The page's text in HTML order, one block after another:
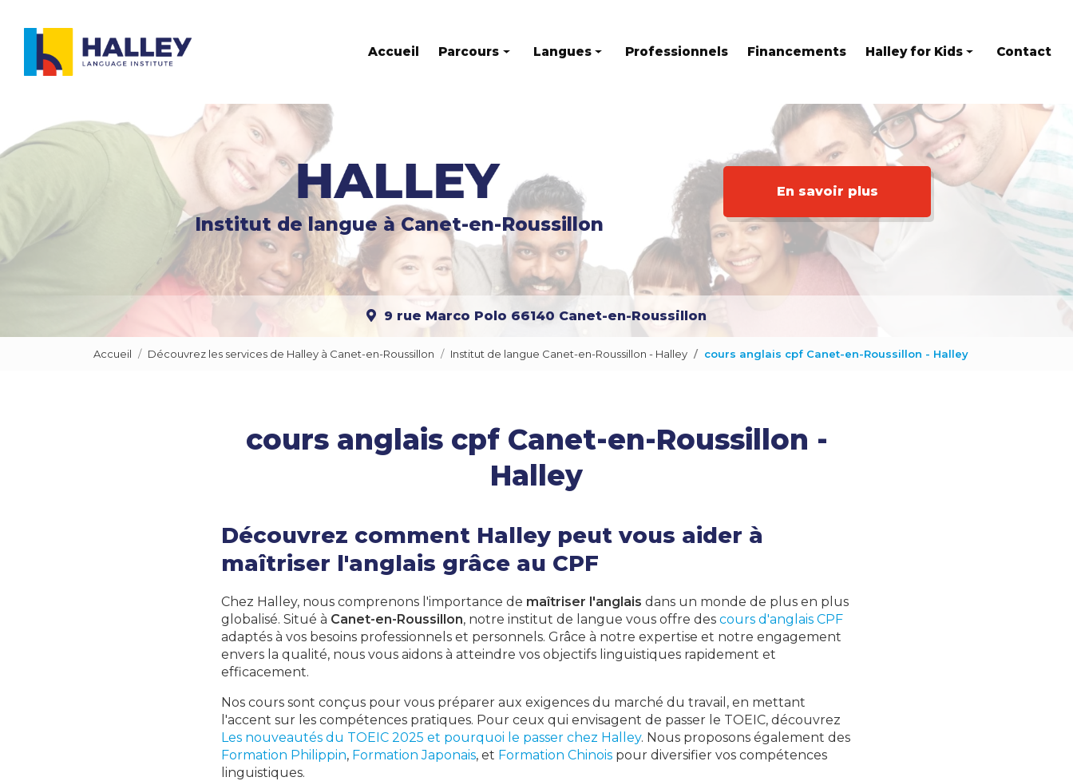
principal
Accueil Parcours
Parcours en groupe
Langues
Espagnol
Allemand
Italien
Russe
Catalan
Portugais
Chinois
Polonais
Roumain
Philippin
Professionnels Financements Halley for Kids
Eveil en anglais
Stages
Kids at home
Contact
Institut de langue à Canet-en-Roussillon
En savoir plus
9 rue Marco Polo 66140 Canet-en-Roussillon
Accueil Découvrez les services de Halley à Canet-en-Roussillon Institut de langue Canet-en-Roussillon - Halley cours anglais cpf Canet-en-Roussillon - Halley
cours anglais cpf Canet-en-Roussillon -
Halley
Découvrez comment Halley peut vous aider à
maîtriser l'anglais grâce au CPF
Chez Halley, nous comprenons l'importance de maîtriser l'anglais dans un monde de plus en plus
globalisé. Situé à Canet-en-Roussillon, notre institut de langue vous offre des cours d'anglais CPF
adaptés à vos besoins professionnels et personnels. Grâce à notre expertise et notre engagement
envers la qualité, nous vous aidons à atteindre vos objectifs linguistiques rapidement et
efficacement.
Nos cours sont conçus pour vous préparer aux exigences du marché du travail, en mettant
l'accent sur les compétences pratiques. Pour ceux qui envisagent de passer le TOEIC, découvrez
Les nouveautés du TOEIC 2025 et pourquoi le passer chez Halley. Nous proposons également des
Formation Philippin, Formation Japonais, et Formation Chinois pour diversifier vos compétences
linguistiques.